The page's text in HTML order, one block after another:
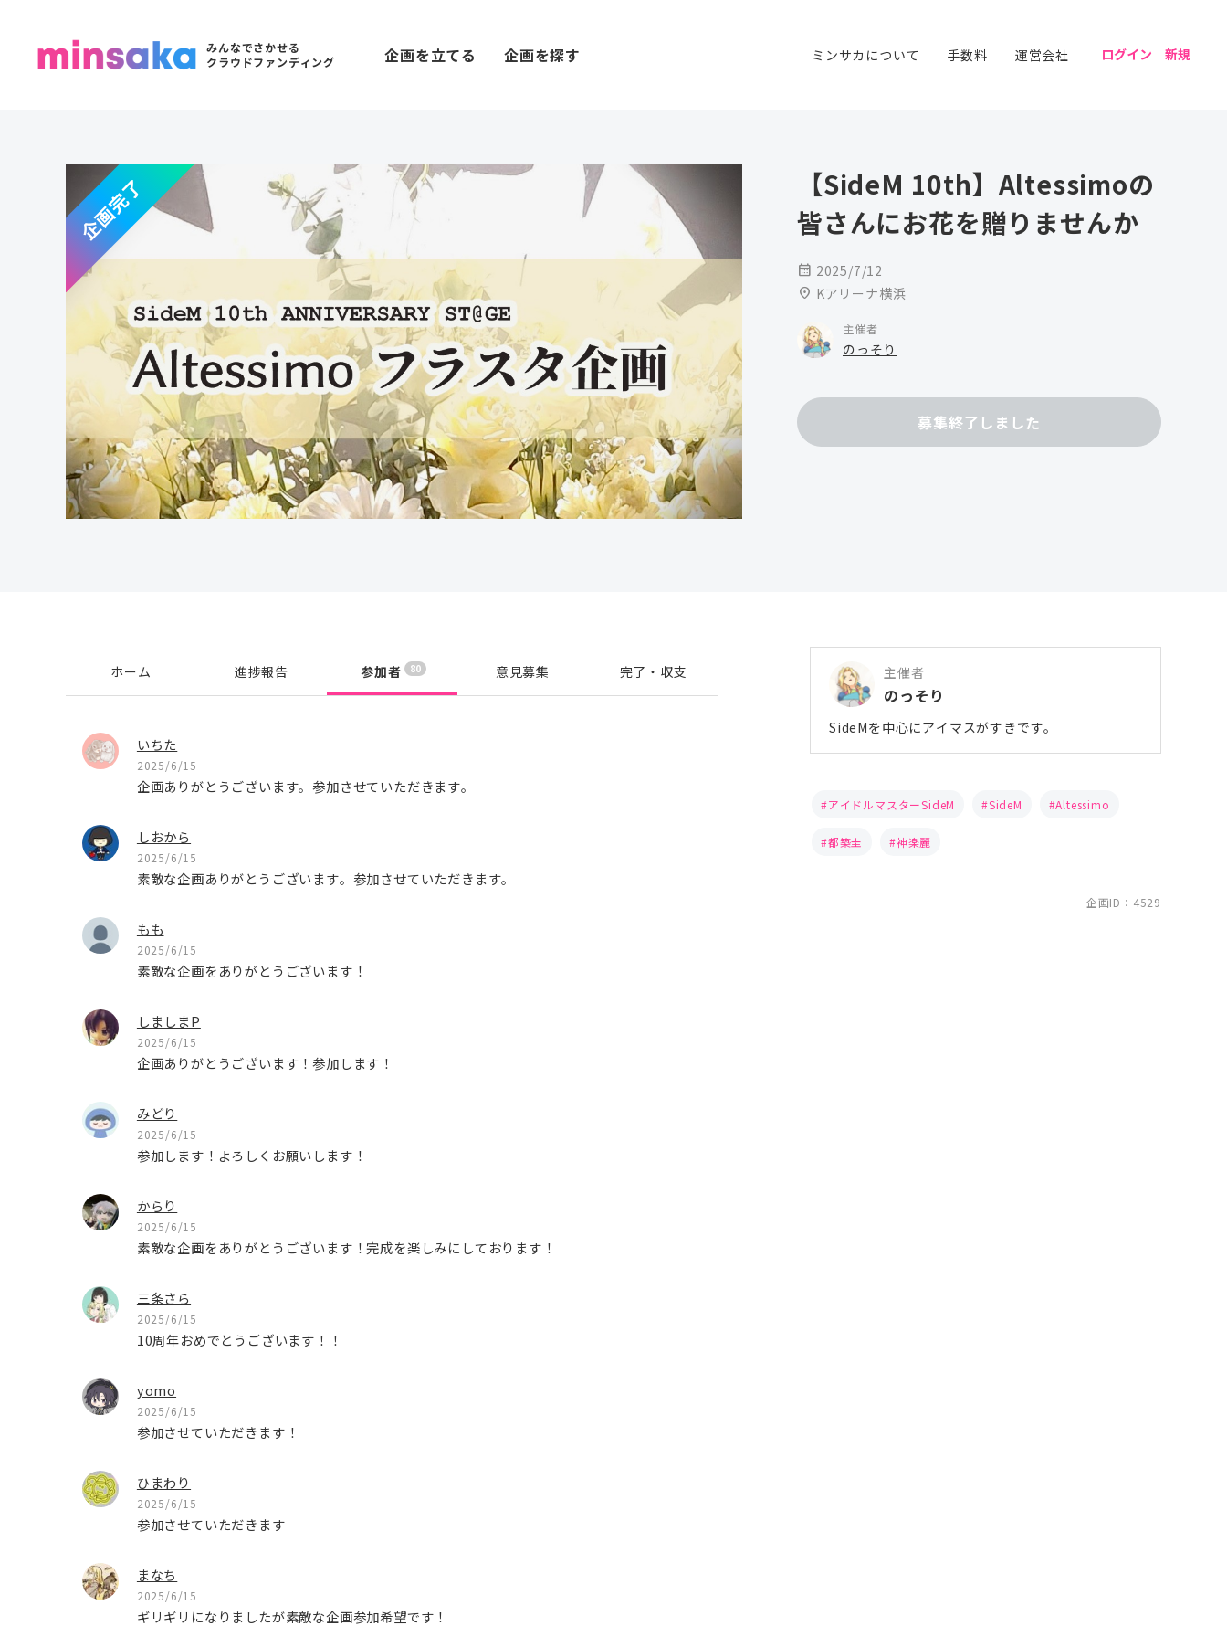
みんなでさかせる
クラウドファンディング
企画を立てる 企画を探す ミンサカについて 手数料 運営会社 ログイン｜新規
企画完了
【SideM 10th】Altessimoの
皆さんにお花を贈りませんか
calendar_month 2025/7/12
location_on Kアリーナ横浜
主催者
のっそり
募集終了しました
ホーム 進捗報告 参加者 80 意見募集 完了・収支
いちた
2025/6/15
企画ありがとうございます。参加させていただきます。
しおから
2025/6/15
素敵な企画ありがとうございます。参加させていただきます。
もも
2025/6/15
素敵な企画をありがとうございます！
しましまP
2025/6/15
企画ありがとうございます！参加します！
みどり
2025/6/15
参加します！よろしくお願いします！
からり
2025/6/15
素敵な企画をありがとうございます！完成を楽しみにしております！
三条さら
2025/6/15
10周年おめでとうございます！！
yomo
2025/6/15
参加させていただきます！
ひまわり
2025/6/15
参加させていただきます
まなち
2025/6/15
ギリギリになりましたが素敵な企画参加希望です！
主催者
のっそり
SideMを中心にアイマスがすきです。
アイドルマスターSideM SideM Altessimo
都築圭 神楽麗
企画ID：4529